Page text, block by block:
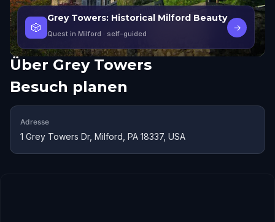
🎲
Grey Towers: Historical Milford Beauty
Quest in Milford · self-guided
→
Über Grey Towers
Besuch planen
Adresse
1 Grey Towers Dr, Milford, PA 18337, USA